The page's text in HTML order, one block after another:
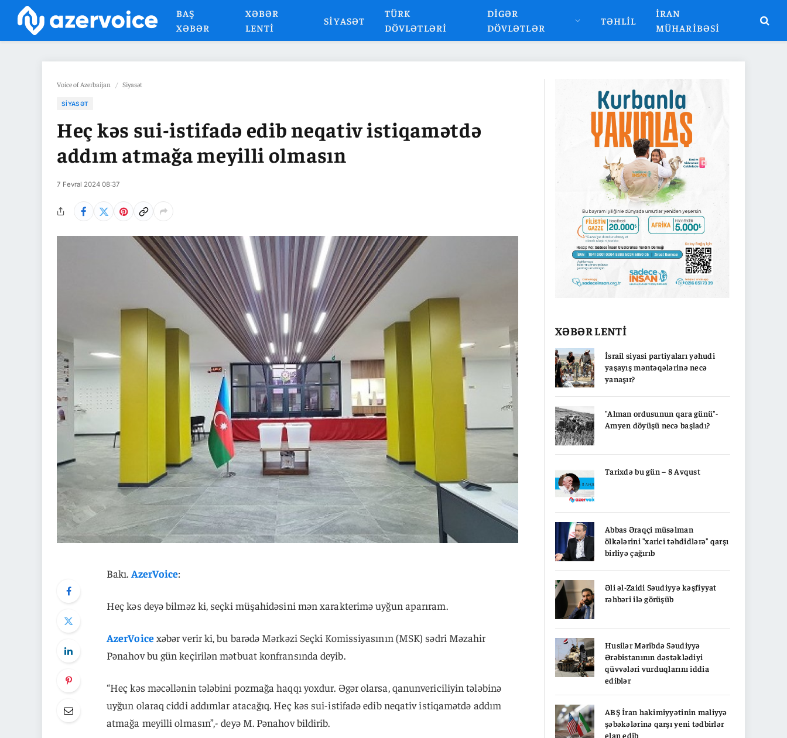
BAŞ
XƏBƏR
XƏBƏR
LENTI
SIYASƏT
TÜRK
DÖVLƏTLƏRI
DIGƏR
DÖVLƏTLƏR
TƏHLIL
İRAN
MÜHARIBƏSI
Voice of Azerbaijan / Siyasət
SIYASƏT
Heç kəs sui-istifadə edib neqativ istiqamətdə
addım atmağa meyilli olmasın
7 Fevral 2024 08:37
Bakı. AzerVoice:
Heç kəs deyə bilməz ki, seçki müşahidəsini mən xarakterimə uyğun aparıram.
AzerVoicexəbər verir ki, bu barədə Mərkəzi Seçki Komissiyasının (MSK) sədri Məzahir
Pənahov bu gün keçirilən mətbuat konfransında deyib.
“Heç kəs məcəllənin tələbini pozmağa haqqı yoxdur. Əgər olarsa, qanunvericiliyin tələbinə
uyğun olaraq ciddi addımlar atacağıq. Heç kəs sui-istifadə edib neqativ istiqamətdə addım
atmağa meyilli olmasın”,- deyə M. Pənahov bildirib.
XƏBƏR LENTİ
İsrail siyasi partiyaları yəhudi
yaşayış məntəqələrinə necə
yanaşır?
"Alman ordusunun qara günü"-
Amyen döyüşü necə başladı?
Tarixdə bu gün – 8 Avqust
Abbas Əraqçi müsəlman
ölkələrini "xarici təhdidlərə" qarşı
birliyə çağırıb
Əli əl-Zaidi Səudiyyə kəşfiyyat
rəhbəri ilə görüşüb
Husilər Məribdə Səudiyyə
Ərəbistanının dəstəklədiyi
qüvvələri vurduqlarını iddia
ediblər
ABŞ İran hakimiyyətinin maliyyə
şəbəkələrinə qarşı yeni tədbirlər
elan edib